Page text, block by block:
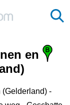
en
(Gelderland) -